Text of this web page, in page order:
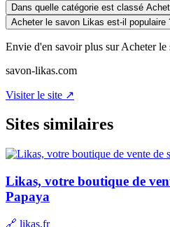
Dans quelle catégorie est classé
Acheter le savon Likas est-il populaire
Envie d'en savoir plus sur Acheter le
savon-likas.com
Visiter le site ↗
Sites similaires
Likas, votre boutique de
Papaya
🔗 likas.fr